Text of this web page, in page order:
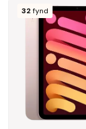
32 fynd